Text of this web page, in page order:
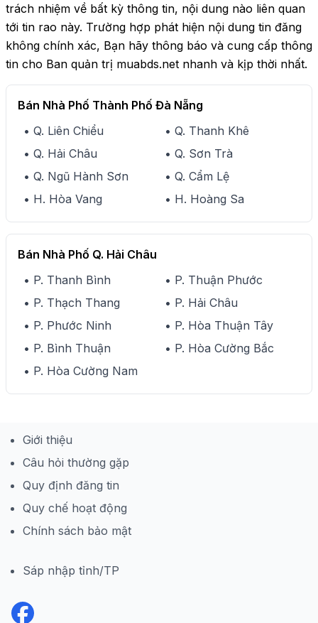
trách nhiệm về bất kỳ thông tin, nội dung nào liên quan
tới tin rao này. Trường hợp phát hiện nội dung tin đăng
không chính xác, Bạn hãy thông báo và cung cấp thông
tin cho Ban quản trị muabds.net nhanh và kịp thời nhất.
Bán Nhà Phố Thành Phố Đà Nẵng
• Q. Liên Chiểu
• Q. Thanh Khê
• Q. Hải Châu
• Q. Sơn Trà
• Q. Ngũ Hành Sơn
• Q. Cẩm Lệ
• H. Hòa Vang
• H. Hoàng Sa
Bán Nhà Phố Q. Hải Châu
• P. Thanh Bình
• P. Thuận Phước
• P. Thạch Thang
• P. Hải Châu
• P. Phước Ninh
• P. Hòa Thuận Tây
• P. Bình Thuận
• P. Hòa Cường Bắc
• P. Hòa Cường Nam
Giới thiệu
Câu hỏi thường gặp
Quy định đăng tin
Quy chế hoạt động
Chính sách bảo mật
Sáp nhập tỉnh/TP